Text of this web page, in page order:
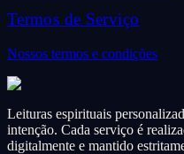
Termos de Serviço
Nossos termos e condições
Leituras espirituais
intenção. Cada serviço é
digitalmente e mantido